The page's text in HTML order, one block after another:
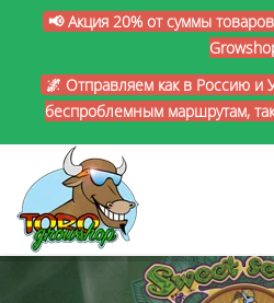
📢 Акция 20% от суммы
🌌 Отправляем как в Россию и
беспроблемным маршрутам,